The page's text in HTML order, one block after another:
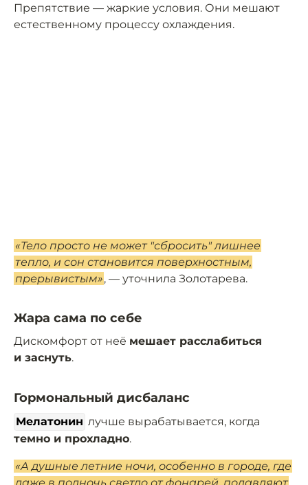
Препятствие — жаркие условия. Они мешают
естественному процессу охлаждения.
«Тело просто не может "сбросить" лишнее
тепло, и сон становится поверхностным,
прерывистым», — уточнила Золотарева.
Жара сама по себе
Дискомфорт от неё мешает расслабиться
и заснуть.
Гормональный дисбаланс
Мелатонин лучше вырабатывается, когда
темно и прохладно.
«А душные летние ночи, особенно в городе, где
даже в полночь светло от фонарей, подавляют